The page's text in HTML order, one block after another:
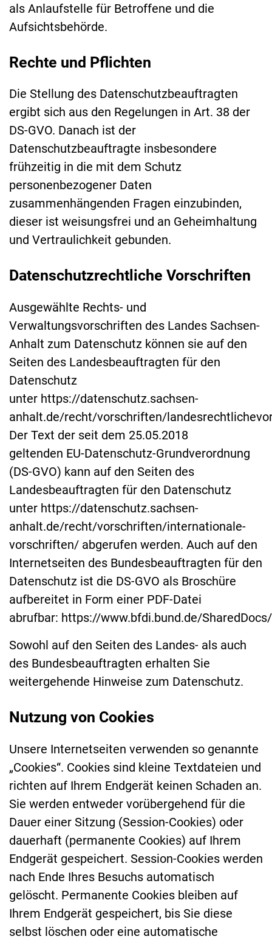
als Anlaufstelle für Betroffene und die
Aufsichtsbehörde.
Rechte und Pflichten
Die Stellung des Datenschutzbeauftragten
ergibt sich aus den Regelungen in Art. 38 der
DS-GVO. Danach ist der
Datenschutzbeauftragte insbesondere
frühzeitig in die mit dem Schutz
personenbezogener Daten
zusammenhängenden Fragen einzubinden,
dieser ist weisungsfrei und an Geheimhaltung
und Vertraulichkeit gebunden.
Datenschutzrechtliche Vorschriften
Ausgewählte Rechts- und
Verwaltungsvorschriften des Landes Sachsen-
Anhalt zum Datenschutz können sie auf den
Seiten des Landesbeauftragten für den
Datenschutz
unter https://datenschutz.sachsen-
anhalt.de/recht/vorschriften/
Der Text der seit dem 25.05.2018
geltenden EU-Datenschutz-Grundverordnung
(DS-GVO) kann auf den Seiten des
Landesbeauftragten für den Datenschutz
unter https://datenschutz.sachsen-
anhalt.de/recht/vorschriften/internationale-
vorschriften/ abgerufen werden. Auch auf den
Internetseiten des Bundesbeauftragten für den
Datenschutz ist die DS-GVO als Broschüre
aufbereitet in Form einer PDF-Datei
abrufbar: https://www.bfdi.bund.de/
Sowohl auf den Seiten des Landes- als auch
des Bundesbeauftragten erhalten Sie
weitergehende Hinweise zum Datenschutz.
Nutzung von Cookies
Unsere Internetseiten verwenden so genannte
„Cookies“. Cookies sind kleine Textdateien und
richten auf Ihrem Endgerät keinen Schaden an.
Sie werden entweder vorübergehend für die
Dauer einer Sitzung (Session-Cookies) oder
dauerhaft (permanente Cookies) auf Ihrem
Endgerät gespeichert. Session-Cookies werden
nach Ende Ihres Besuchs automatisch
gelöscht. Permanente Cookies bleiben auf
Ihrem Endgerät gespeichert, bis Sie diese
selbst löschen oder eine automatische